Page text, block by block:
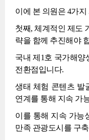
이에 본 의원은 4가
첫째, 체계적인 제도
략을 함께 추진해야
국내 제1호 국가해양
전환점입니다.
생태 체험 콘텐츠 발
연계를 통해 지속 가
이를 통해 지속 가능
만족 관광도시를 구